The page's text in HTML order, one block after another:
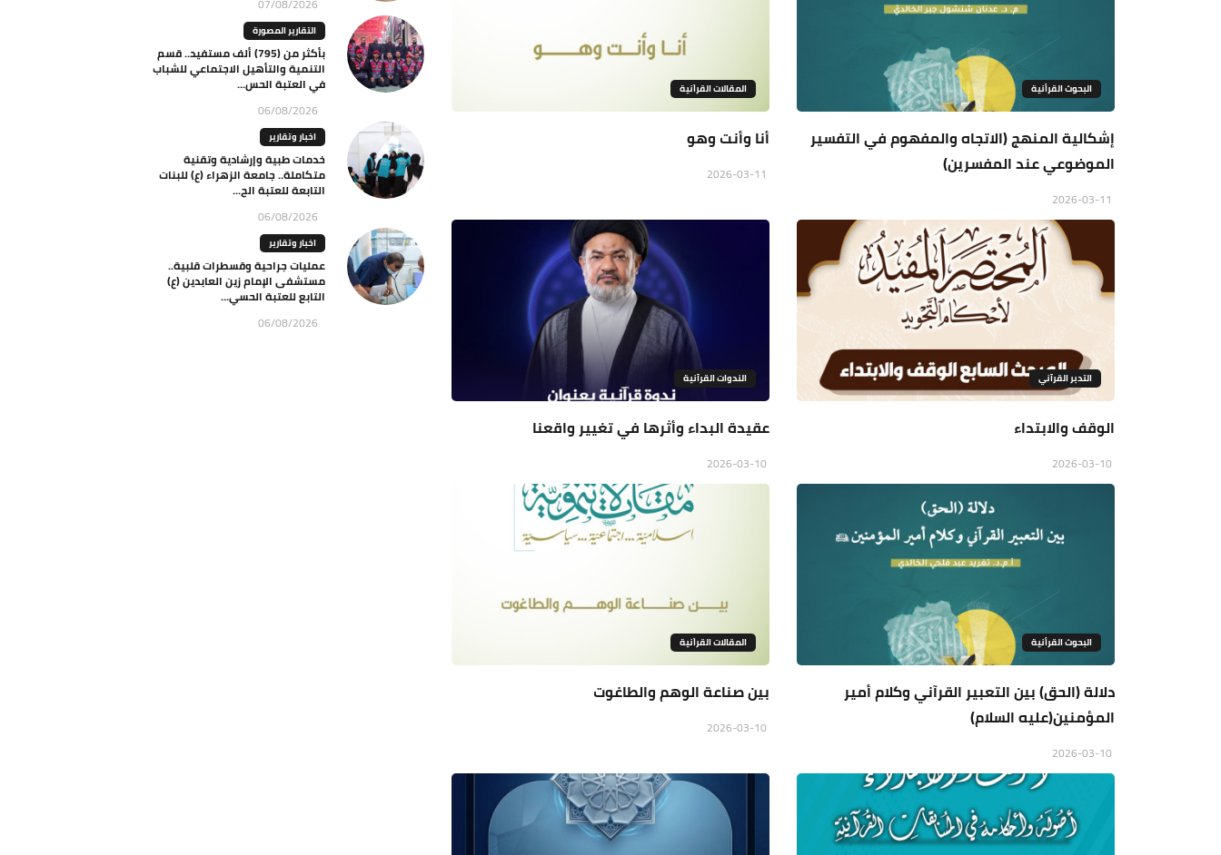
البحوث القرأنية
إشكالية المنهج (الاتجاه والمفهوم في التفسير
الموضوعي عند المفسرين)
المقالات القراَنية
أنا وأنت وهو
التدبر القرآني
الوقف والابتداء
الندوات القرآنية
عقيدة البداء وأثرها في تغيير واقعنا
البحوث القرأنية
دلالة (الحق) بين التعبير القرآني وكلام أمير
المؤمنين(عليه السلام)
المقالات القراَنية
بين صناعة الوهم والطاغوت
التقارير المصورة
بأكثر من (795) ألف مستفيد.. قسم
التنمية والتأهيل الاجتماعي للشباب
في العتبة الحس...
06/08/2026
اخبار وتقارير
خدمات طبية وإرشادية وتقنية
متكاملة.. جامعة الزهراء (ع) للبنات
التابعة للعتبة الح...
06/08/2026
اخبار وتقارير
عمليات جراحية وقسطرات قلبية..
مستشفى الإمام زين العابدين (ع)
التابع للعتبة الحسي...
06/08/2026